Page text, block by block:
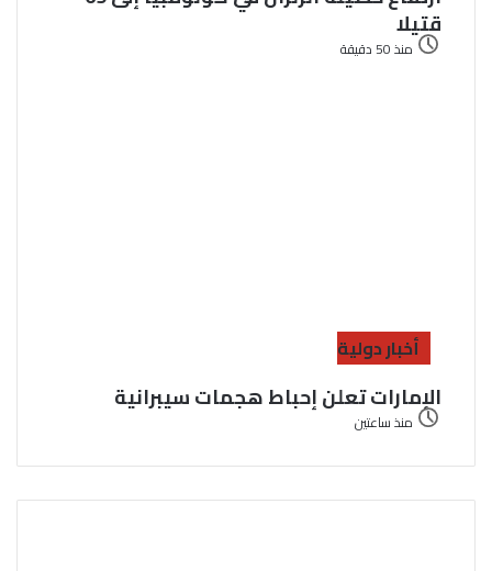
قتيلا
منذ 50 دقيقة
أخبار دولية
الإمارات تعلن إحباط هجمات سيبرانية
منذ ساعتين